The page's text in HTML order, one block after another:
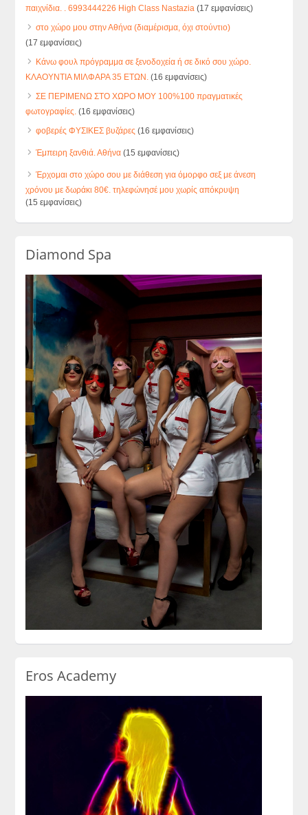
παιχνίδια. . 6993444226 High Class Nastazia (17 εμφανίσεις)
στο χώρο μου στην Αθήνα (διαμέρισμα, όχι στούντιο)
(17 εμφανίσεις)
Κάνω φουλ πρόγραμμα σε ξενοδοχεία ή σε δικό σου χώρο.
ΚΛΑΟΥΝΤΙΑ ΜΙΛΦΑΡΑ 35 ΕΤΩΝ. (16 εμφανίσεις)
ΣΕ ΠΕΡΙΜΕΝΩ ΣΤΟ ΧΩΡΟ ΜΟΥ 100%100 πραγματικές
φωτογραφίες. (16 εμφανίσεις)
φοβερές ΦΥΣΙΚΕΣ βυζάρες (16 εμφανίσεις)
Έμπειρη ξανθιά. Αθήνα (15 εμφανίσεις)
Έρχομαι στο χώρο σου με διάθεση για όμορφο σεξ με άνεση
χρόνου με δωράκι 80€. τηλεφώνησέ μου χωρίς απόκρυψη
(15 εμφανίσεις)
Diamond Spa
Eros Academy